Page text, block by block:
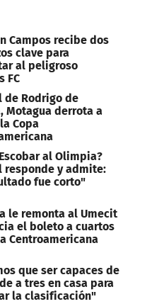
Campos recibe dos
clave para
al peligroso
FC
de Rodrigo de
Motagua derrota a
Copa
al Olimpia?
responde y admite:
fue corto"
le remonta al Umecit
el boleto a cuartos
Centroamericana
que ser capaces de
a tres en casa para
la clasificación"